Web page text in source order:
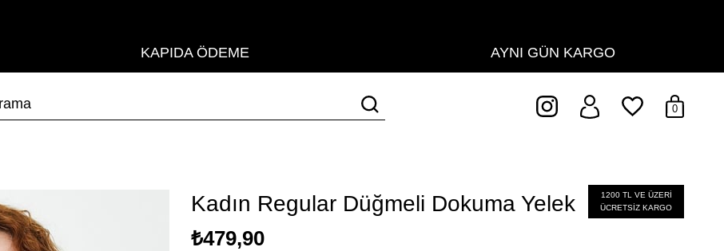
KAPIDA ÖDEME AYNI GÜN KARGO
0
Kadın Regular Düğmeli Dokuma Yelek
1200 TL VE ÜZERİ
ÜCRETSİZ KARGO
₺479,90